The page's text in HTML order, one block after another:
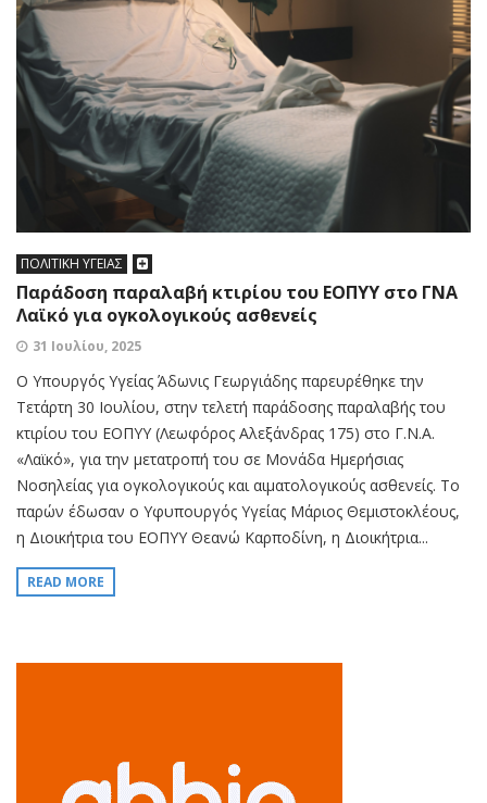
ΠΟΛΙΤΙΚΗ ΥΓΕΙΑΣ
Παράδοση παραλαβή κτιρίου του ΕΟΠΥΥ στο ΓΝΑ
Λαϊκό για ογκολογικούς ασθενείς
31 Ιουλίου, 2025
Ο Υπουργός Υγείας Άδωνις Γεωργιάδης παρευρέθηκε την
Τετάρτη 30 Ιουλίου, στην τελετή παράδοσης παραλαβής του
κτιρίου του ΕΟΠΥΥ (Λεωφόρος Αλεξάνδρας 175) στο Γ.Ν.Α.
«Λαϊκό», για την μετατροπή του σε Μονάδα Ημερήσιας
Νοσηλείας για ογκολογικούς και αιματολογικούς ασθενείς. Το
παρών έδωσαν ο Υφυπουργός Υγείας Μάριος Θεμιστοκλέους,
η Διοικήτρια του ΕΟΠΥΥ Θεανώ Καρποδίνη, η Διοικήτρια...
READ MORE